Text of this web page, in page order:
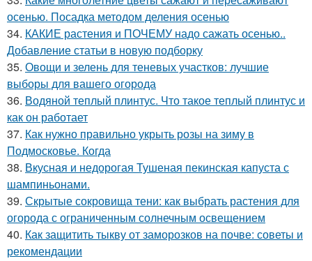
осенью. Посадка методом деления осенью
34. КАКИЕ растения и ПОЧЕМУ надо сажать осенью..
Добавление статьи в новую подборку
35. Овощи и зелень для теневых участков: лучшие
выборы для вашего огорода
36. Водяной теплый плинтус. Что такое теплый плинтус и
как он работает
37. Как нужно правильно укрыть розы на зиму в
Подмосковье. Когда
38. Вкусная и недорогая Тушеная пекинская капуста с
шампиньонами.
39. Скрытые сокровища тени: как выбрать растения для
огорода с ограниченным солнечным освещением
40. Как защитить тыкву от заморозков на почве: советы и
рекомендации